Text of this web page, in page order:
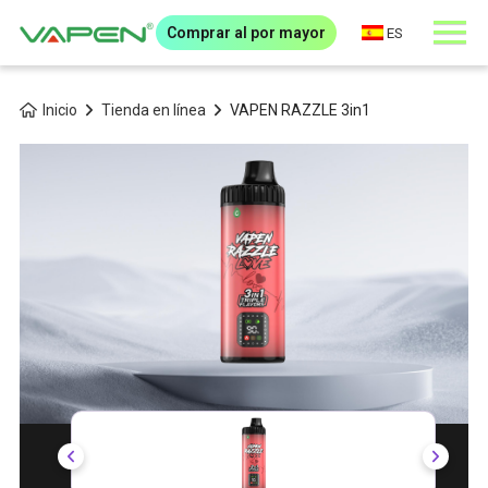
Comprar al por mayor ES
Inicio Tienda en línea VAPEN RAZZLE 3in1